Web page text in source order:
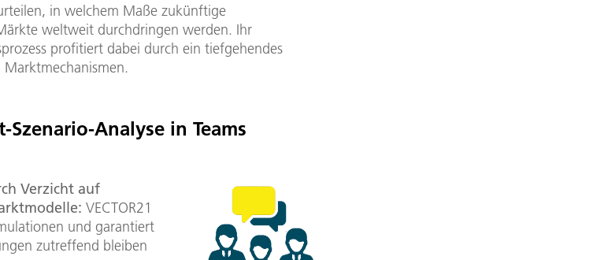
in welchem Maße zukünftige
weltweit durchdringen werden. Ihr
profitiert dabei durch ein tiefgehendes
Analyse in Teams
Verzicht auf
VECTOR21
und garantiert
zutreffend bleiben